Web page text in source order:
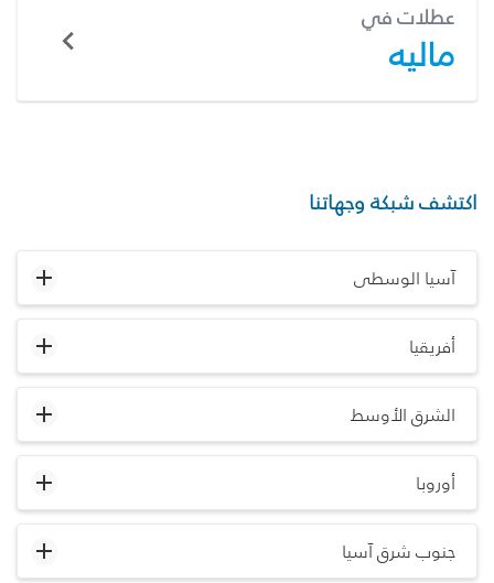
عطلات في
ماليه
اكتشف شبكة وجهاتنا
آسيا الوسطى
أفريقيا
الشرق الأوسط
أوروبا
جنوب شرق آسيا